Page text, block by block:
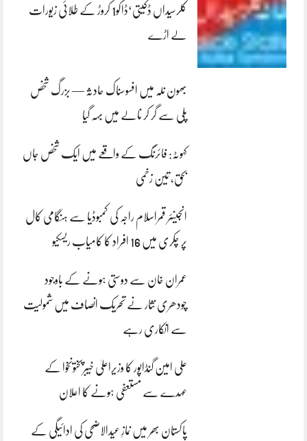
کلرسیداں ڈکیتی‘ڈاکو1 کروڑ کے طلائی زیورات
لے اڑے
بھون نلہ میں افسوسناک حادثہ — بزرگ شخص
پلی سے گر کر نالے میں بہہ گیا
کہوٹہ: فائرنگ کے واقعے میں ایک شخص جاں
بحق، تین زخمی
انجینئر قمراسلام راجہ کی کمبوڈیا سے ہنگامی کال
پر چکری میں 16 افراد کا کامیاب ریسکیو
عمران خان سے دوستی ہونے کے باوجود
چودھری نثار نے تحریک انصاف میں شمولیت
سے انکاری رہے
علی امین گنڈاپور کا وزیراعلیٰ خیبرپختونخوا کے
عہدے سے مستعفی ہونے کا اعلان
پاکستان بھر میں نمازِ عیدالاضحی کی ادائیگی کے